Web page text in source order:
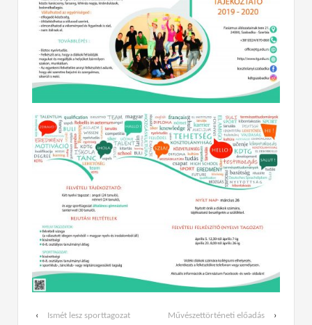
‹ Ismét lesz sporttagozat Művészettörténeti előadás ›